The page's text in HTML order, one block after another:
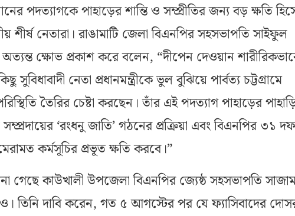
পদত্যাগকে পাহাড়ের শান্তি ও সম্প্রীতির জন্য বড় ক্ষতি
শীর্ষ নেতারা। রাঙামাটি জেলা বিএনপির সহসভাপতি সাইফুল
ক্ষোভ প্রকাশ করে বলেন, “দীপেন দেওয়ান
সুবিধাবাদী নেতা প্রধানমন্ত্রীকে ভুল বুঝিয়ে পার্বত্য চট্টগ্রামে
তৈরির চেষ্টা করছেন। তাঁর এই পদত্যাগ পাহাড়ের
‘রংধনু জাতি’ গঠনের প্রক্রিয়া এবং বিএনপির ৩১
মেরামত কর্মসূচির প্রভূত ক্ষতি করবে।”
গেছে কাউখালী উপজেলা বিএনপির জ্যেষ্ঠ সহসভাপতি
তিনি দাবি করেন, গত ৫ আগস্টের পর যে ফ্যাসিবাদের